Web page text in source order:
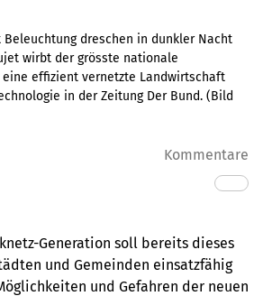
dreschen in dunkler Nacht
wirbt der grösste nationale
effizient vernetzte Landwirtschaft
in der Zeitung Der Bund. (Bild
Kommentare
Generation soll bereits dieses
und Gemeinden einsatzfähig
und Gefahren der neuen